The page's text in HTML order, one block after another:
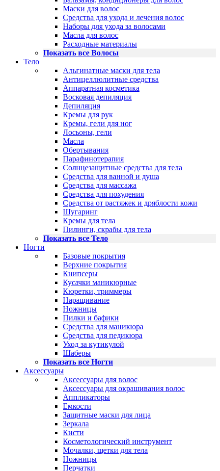
Маски для волос
Средства для ухода и лечения волос
Наборы для ухода за волосами
Масла для волос
Расходные материалы
Показать все Волосы
Тело
Альгинатные маски для тела
Антицеллюлитные средства
Аппаратная косметика
Восковая депиляция
Депиляция
Кремы для рук
Кремы, гели для ног
Лосьоны, гели
Масла
Обертывания
Парафинотерапия
Солнцезащитные средства для тела
Средства для ванной и душа
Средства для массажа
Средства для похудения
Средства от растяжек и дряблости кожи
Шугаринг
Кремы для тела
Пилинги, скрабы для тела
Показать все Тело
Ногти
Базовые покрытия
Верхние покрытия
Книпсеры
Кусачки маникюрные
Кюретки, триммеры
Наращивание
Ножницы
Пилки и бафики
Средства для маникюра
Средства для педикюра
Уход за кутикулой
Шаберы
Показать все Ногти
Аксессуары
Аксессуары для волос
Аксессуары для окрашивания волос
Аппликаторы
Емкости
Защитные маски для лица
Зеркала
Кисти
Косметологический инструмент
Мочалки, щетки для тела
Ножницы
Перчатки